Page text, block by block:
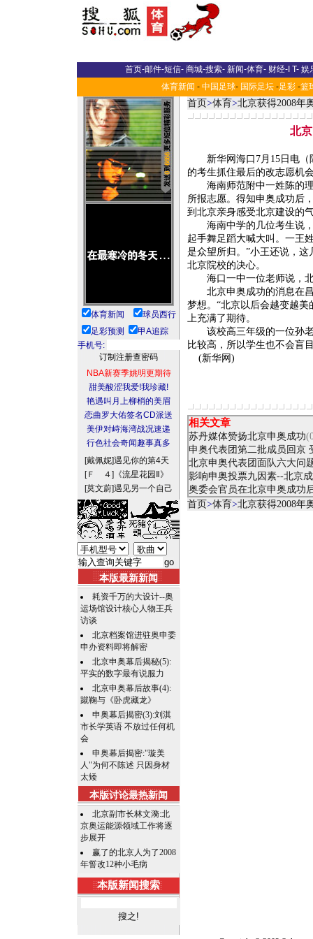
首页-邮件-短信- 商城-搜索- 新闻-体育- 财经-I T- 娱
体育新闻 - 中国足球- 国际足坛 -足彩 -篮
体育新闻
球员西行
足彩预测
甲A追踪
手机号:
NBA新赛季姚明更期待
甜美酸涩我爱!我珍藏!
艳遇叫月上柳梢的美眉
恋曲罗大佑签名CD派送
美伊对峙海湾战况速递
行色社会奇闻趣事真多
[戴佩妮]遇见你的第4天
[Ｆ ４] 《流星花园Ⅱ》
[莫文蔚]遇见另一个自己
本版最新新闻
耗资千万的大设计--奥
运场馆设计核心人物王兵
访谈
北京档案馆进驻奥申委
申办资料即将解密
北京申奥幕后揭秘(5):
平实的数字最有说服力
北京申奥幕后故事(4):
蹴鞠与《卧虎藏龙》
申奥幕后揭密(3):刘淇
市长学英语 不放过任何机
会
申奥幕后揭密:"璇美
人"为何不陈述 只因身材
太矮
本版讨论最热新闻
北京副市长林文漪:北
京奥运能源领域工作将逐
步展开
赢了的北京人为了2008
年誓改12种小毛病
本版新闻搜索
首页>体育>北京获得2008年
北
新华网海口7月15日电（
的考生抓住最后的改志愿机
海南师范附中一姓陈的理
所报志愿。得知申奥成功后
到北京亲身感受北京建设的
海南中学的几位考生说，
起手舞足蹈大喊大叫。一王
是众望所归。”小王还说，
北京院校的决心。
海口一中一位老师说，北
北京申奥成功的消息在昌
梦想。“北京以后会越变越
上充满了期待。
该校高三年级的一位孙老
比较高，所以学生也不会盲
(新华网)
相关文章
苏丹媒体赞扬北京申奥成功
申奥代表团第二批成员回京
北京申奥代表团面队六大问
影响申奥投票九因素--北京
奥委会官员在北京申奥成功
首页>体育>北京获得2008年